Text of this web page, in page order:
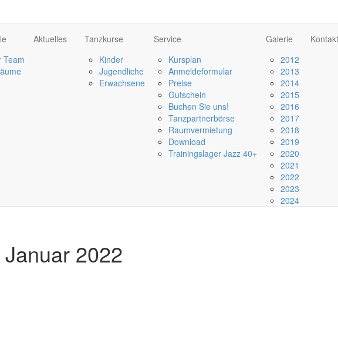
Team
Aktuelles
Tanzkurse
Kinder
Jugendliche
Erwachsene
Service
Kursplan
Anmeldeformular
Preise
Gutschein
Buchen Sie uns!
Tanzpartnerbörse
Raumvermietung
Download
Trainingslager Jazz 40+
Galerie
2012
2013
2014
2015
2016
2017
2018
2019
2020
2021
2022
2023
2024
Kontakt
2022